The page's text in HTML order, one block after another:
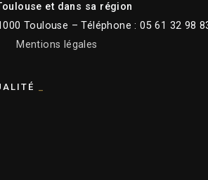
et dans sa région
Toulouse – Téléphone : 05 61 32 98
Mentions légales